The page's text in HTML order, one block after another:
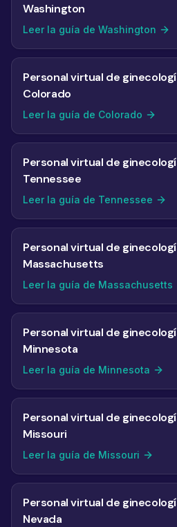
Washington
Leer la guía de Washington
Personal virtual de
Colorado
Leer la guía de Colorado
Personal virtual de
Tennessee
Leer la guía de Tennessee
Personal virtual de
Massachusetts
Leer la guía de Massachusetts
Personal virtual de
Minnesota
Leer la guía de Minnesota
Personal virtual de
Missouri
Leer la guía de Missouri
Personal virtual de
Nevada